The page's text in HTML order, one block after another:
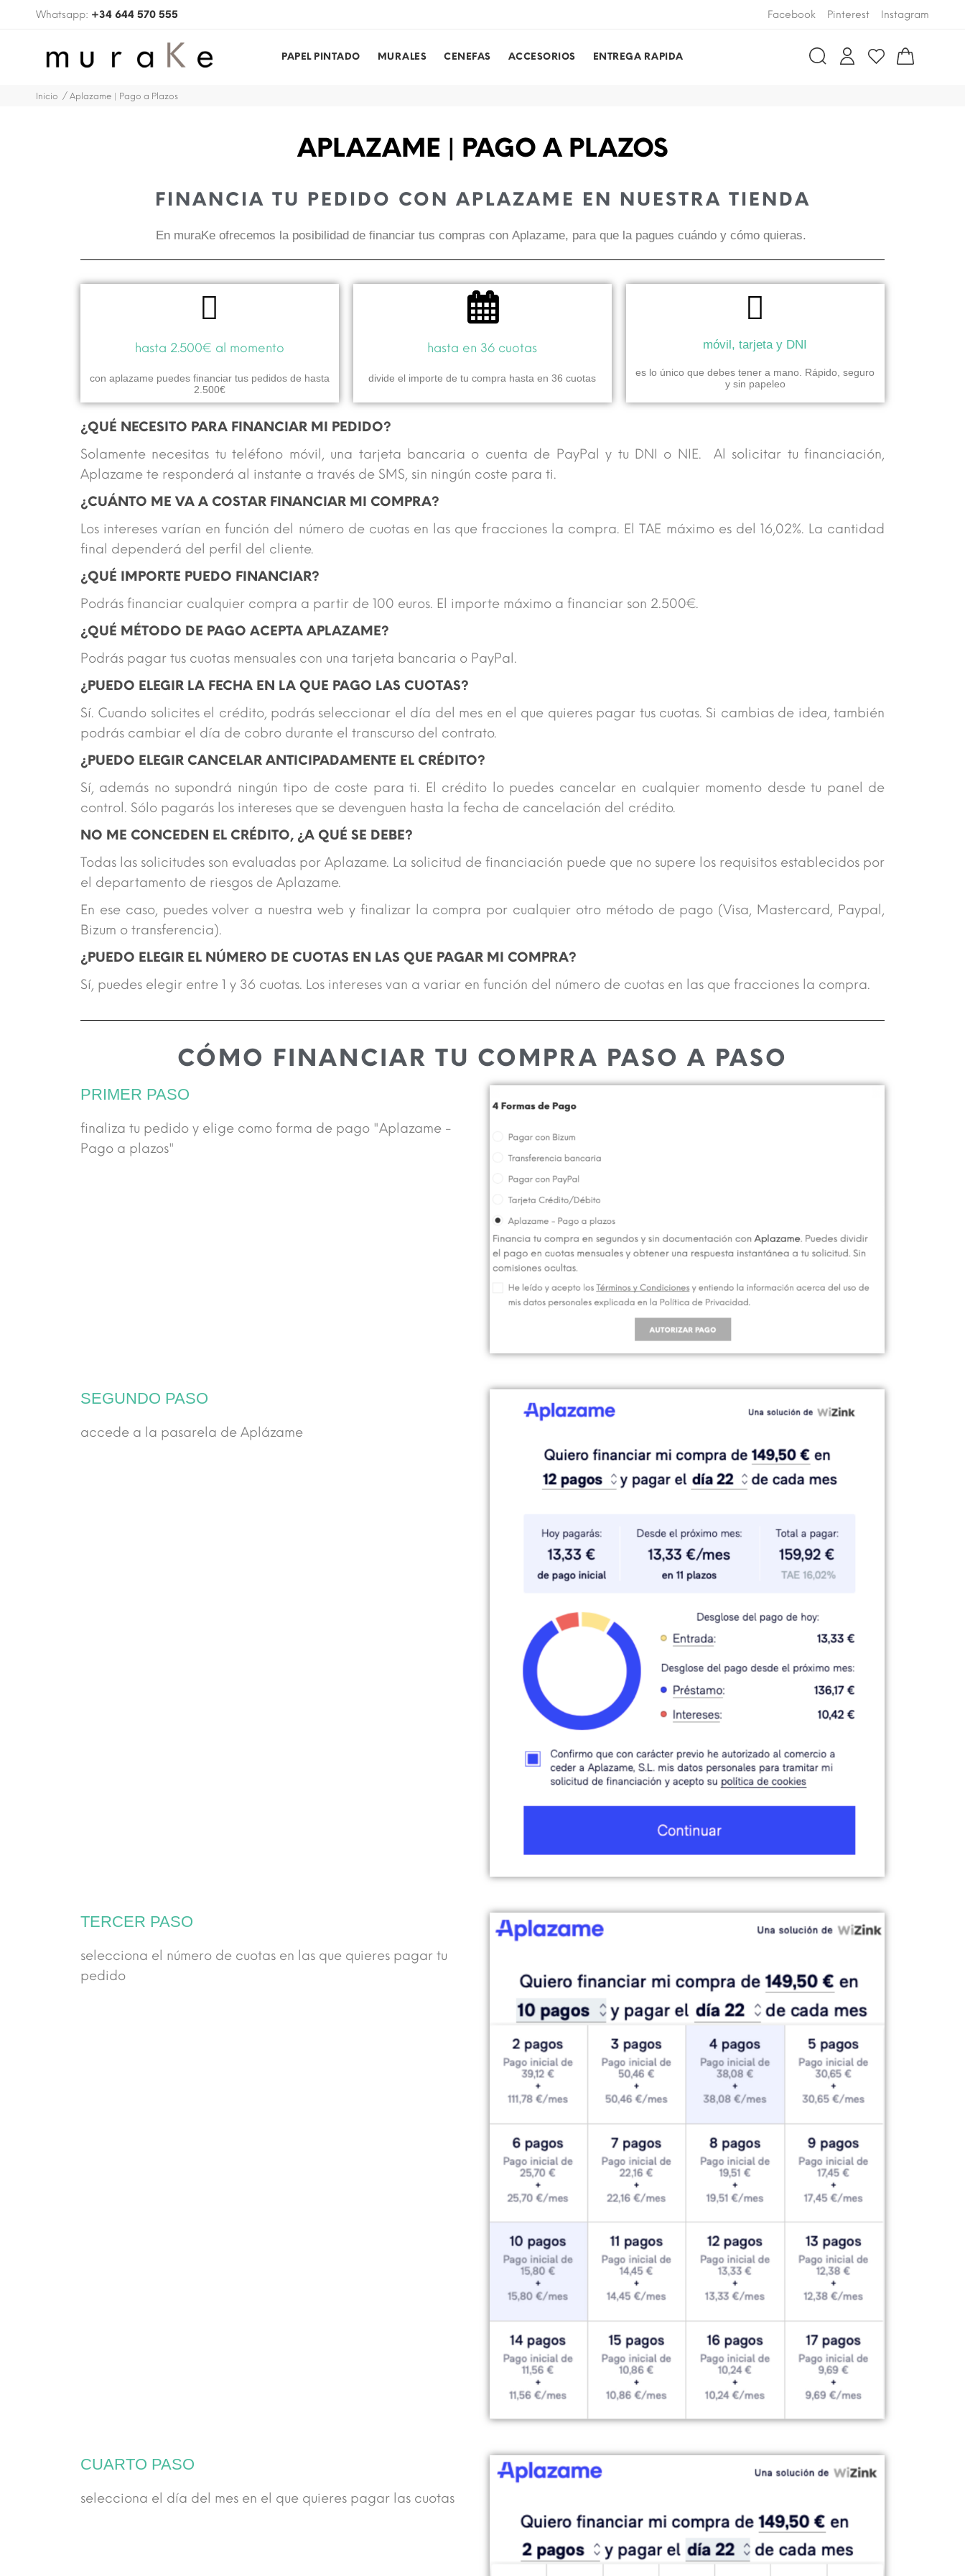
Whatsapp: +34 644 570 555 Facebook Pinterest Instagram
PAPEL PINTADO MURALES CENEFAS ACCESORIOS ENTREGA RAPIDA
Inicio Aplazame | Pago a Plazos
APLAZAME | PAGO A PLAZOS
FINANCIA TU PEDIDO CON APLAZAME EN NUESTRA TIENDA
En muraKe ofrecemos la posibilidad de financiar tus compras con Aplazame, para que la pagues cuándo y cómo quieras.
hasta 2.500€ al momento
con aplazame puedes financiar tus pedidos de hasta
2.500€
hasta en 36 cuotas
divide el importe de tu compra hasta en 36 cuotas
móvil, tarjeta y DNI
es lo único que debes tener a mano. Rápido, seguro
y sin papeleo
¿QUÉ NECESITO PARA FINANCIAR MI PEDIDO?
Solamente necesitas tu teléfono móvil, una tarjeta bancaria o cuenta de PayPal y tu DNI o NIE. Al solicitar tu financiación,
Aplazame te responderá al instante a través de SMS, sin ningún coste para ti.
¿CUÁNTO ME VA A COSTAR FINANCIAR MI COMPRA?
Los intereses varían en función del número de cuotas en las que fracciones la compra. El TAE máximo es del 16,02%. La cantidad
final dependerá del perfil del cliente.
¿QUÉ IMPORTE PUEDO FINANCIAR?
Podrás financiar cualquier compra a partir de 100 euros. El importe máximo a financiar son 2.500€.
¿QUÉ MÉTODO DE PAGO ACEPTA APLAZAME?
Podrás pagar tus cuotas mensuales con una tarjeta bancaria o PayPal.
¿PUEDO ELEGIR LA FECHA EN LA QUE PAGO LAS CUOTAS?
Sí. Cuando solicites el crédito, podrás seleccionar el día del mes en el que quieres pagar tus cuotas. Si cambias de idea, también
podrás cambiar el día de cobro durante el transcurso del contrato.
¿PUEDO ELEGIR CANCELAR ANTICIPADAMENTE EL CRÉDITO?
Sí, además no supondrá ningún tipo de coste para ti. El crédito lo puedes cancelar en cualquier momento desde tu panel de
control. Sólo pagarás los intereses que se devenguen hasta la fecha de cancelación del crédito.
NO ME CONCEDEN EL CRÉDITO, ¿A QUÉ SE DEBE?
Todas las solicitudes son evaluadas por Aplazame. La solicitud de financiación puede que no supere los requisitos establecidos por
el departamento de riesgos de Aplazame.
En ese caso, puedes volver a nuestra web y finalizar la compra por cualquier otro método de pago (Visa, Mastercard, Paypal,
Bizum o transferencia).
¿PUEDO ELEGIR EL NÚMERO DE CUOTAS EN LAS QUE PAGAR MI COMPRA?
Sí, puedes elegir entre 1 y 36 cuotas. Los intereses van a variar en función del número de cuotas en las que fracciones la compra.
CÓMO FINANCIAR TU COMPRA PASO A PASO
PRIMER PASO
finaliza tu pedido y elige como forma de pago "Aplazame -
Pago a plazos"
SEGUNDO PASO
accede a la pasarela de Aplázame
TERCER PASO
selecciona el número de cuotas en las que quieres pagar tu
pedido
CUARTO PASO
selecciona el día del mes en el que quieres pagar las cuotas